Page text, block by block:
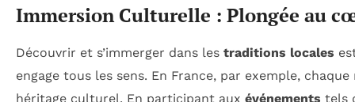
Immersion Culturelle : Plongée au
Découvrir et s’immerger dans les traditions locales
engage tous les sens. En France, par exemple,
héritage culturel. En participant aux événements tels